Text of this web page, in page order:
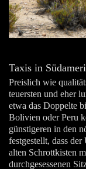
Taxis in
Preislich wie
teuersten und eher
etwa das Doppelte
Bolivien oder Peru
günstigeren in den
festgestellt, dass
alten Schrottkisten
durchgesessenen